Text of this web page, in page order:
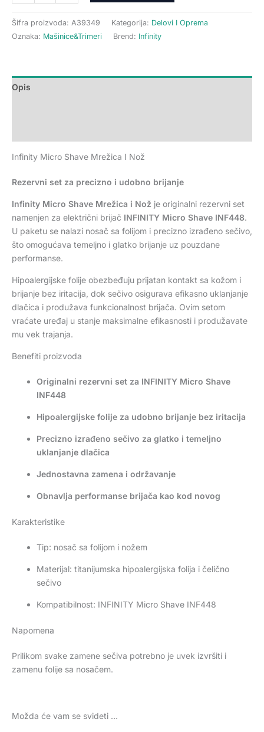
Šifra proizvoda: A39349 Kategorija: Delovi I Oprema
Oznaka: Mašinice&Trimeri Brend: Infinity
Opis
Infinity Micro Shave Mrežica I Nož
Rezervni set za precizno i udobno brijanje
Infinity Micro Shave Mrežica i Nož je originalni rezervni set
namenjen za električni brijač INFINITY Micro Shave INF448.
U paketu se nalazi nosač sa folijom i precizno izrađeno sečivo,
što omogućava temeljno i glatko brijanje uz pouzdane
performanse.
Hipoalergijske folije obezbeđuju prijatan kontakt sa kožom i
brijanje bez iritacija, dok sečivo osigurava efikasno uklanjanje
dlačica i produžava funkcionalnost brijača. Ovim setom
vraćate uređaj u stanje maksimalne efikasnosti i produžavate
mu vek trajanja.
Benefiti proizvoda
Originalni rezervni set za INFINITY Micro Shave
INF448
Hipoalergijske folije za udobno brijanje bez iritacija
Precizno izrađeno sečivo za glatko i temeljno
uklanjanje dlačica
Jednostavna zamena i održavanje
Obnavlja performanse brijača kao kod novog
Karakteristike
Tip: nosač sa folijom i nožem
Materijal: titanijumska hipoalergijska folija i čelično
sečivo
Kompatibilnost: INFINITY Micro Shave INF448
Napomena
Prilikom svake zamene sečiva potrebno je uvek izvršiti i
zamenu folije sa nosačem.
Možda će vam se svideti …